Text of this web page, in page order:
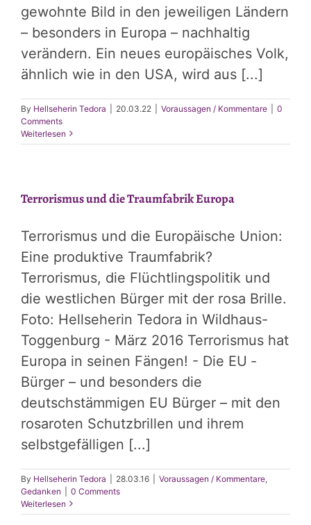
gewohnte Bild in den jeweiligen Ländern
– besonders in Europa – nachhaltig
verändern. Ein neues europäisches Volk,
ähnlich wie in den USA, wird aus [...]
By Hellseherin Tedora 20.03.22 Voraussagen / Kommentare
0
Comments
Weiterlesen
Terrorismus und die Traumfabrik Europa
Terrorismus und die Europäische Union:
Eine produktive Traumfabrik?
Terrorismus, die Flüchtlingspolitik und
die westlichen Bürger mit der rosa Brille.
Foto: Hellseherin Tedora in Wildhaus-
Toggenburg - März 2016 Terrorismus hat
Europa in seinen Fängen! - Die EU ­
Bürger – und besonders die
deutschstämmigen EU­ Bürger – mit den
rosaroten Schutzbrillen und ihrem
selbstgefälligen [...]
By Hellseherin Tedora 28.03.16 Voraussagen / Kommentare,
Gedanken
0 Comments
Weiterlesen